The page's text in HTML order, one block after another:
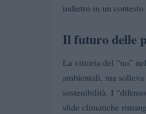
indietro in un
Il futuro delle
La vittoria del “no”
ambientali, ma
sostenibilità. I
sfide climatiche